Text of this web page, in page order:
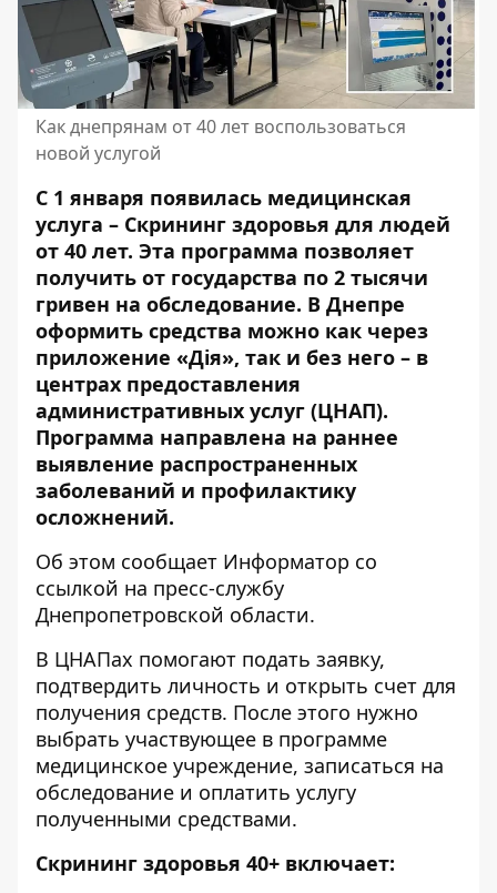
Как днепрянам от 40 лет воспользоваться
новой услугой
С 1 января появилась медицинская
услуга – Скрининг здоровья для людей
от 40 лет. Эта программа позволяет
получить от государства по 2 тысячи
гривен на обследование. В Днепре
оформить средства можно как через
приложение «Дія», так и без него – в
центрах предоставления
административных услуг (ЦНАП).
Программа направлена ​​на раннее
выявление распространенных
заболеваний и профилактику
осложнений.
Об этом сообщает Информатор со
ссылкой на пресс-службу
Днепропетровской области.
В ЦНАПах помогают подать заявку,
подтвердить личность и открыть счет для
получения средств. После этого нужно
выбрать участвующее в программе
медицинское учреждение, записаться на
обследование и оплатить услугу
полученными средствами.
Скрининг здоровья 40+ включает: